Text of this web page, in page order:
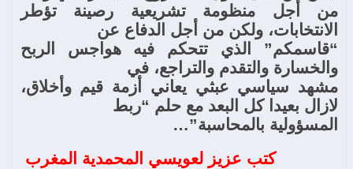
من أجل منظومة تشريعية رصينة تؤطر
الانتخابات، ولكن من أجل الدفاع عن
“قاسمكم” الذي تتحكم فيه هواجس الربح
والخسارة والتقدم والتراجع، في
مشهد سياسي عبثي يعاني أزمة قيم وأخلاق،
لازال بعيدا كل البعد مع حلم “ربط
المسؤولية بالمحاسبة”…
كتب عزيز لعويسي المحمدية المغرب